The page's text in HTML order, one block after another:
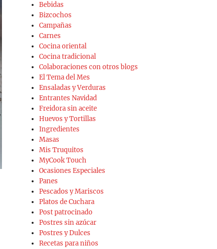
Bebidas
Bizcochos
Campañas
Carnes
Cocina oriental
Cocina tradicional
Colaboraciones con otros blogs
El Tema del Mes
Ensaladas y Verduras
Entrantes Navidad
Freidora sin aceite
Huevos y Tortillas
Ingredientes
Masas
Mis Truquitos
MyCook Touch
Ocasiones Especiales
Panes
Pescados y Mariscos
Platos de Cuchara
Post patrocinado
Postres sin azúcar
Postres y Dulces
Recetas para niños